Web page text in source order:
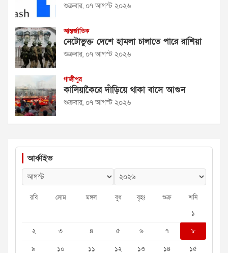
শুক্রবার, ০৭ আগস্ট ২০২৬
আন্তর্জাতিক
নেটোভুক্ত দেশে হামলা চালাতে পারে রাশিয়া
শুক্রবার, ০৭ আগস্ট ২০২৬
গাজীপুর
কালিয়াকৈরে দাঁড়িয়ে থাকা বাসে আগুন
শুক্রবার, ০৭ আগস্ট ২০২৬
আর্কাইভ
রবি সোম মঙ্গল বুধ বৃহঃ শুক্র শনি
১
২
৩ ৪ ৫ ৬ ৭
৮
৯
১০ ১১ ১২ ১৩ ১৪ ১৫